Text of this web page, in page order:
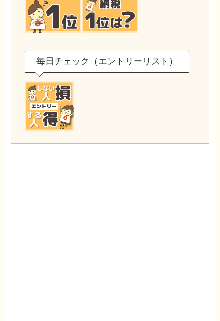
毎日チェック（エントリーリスト）